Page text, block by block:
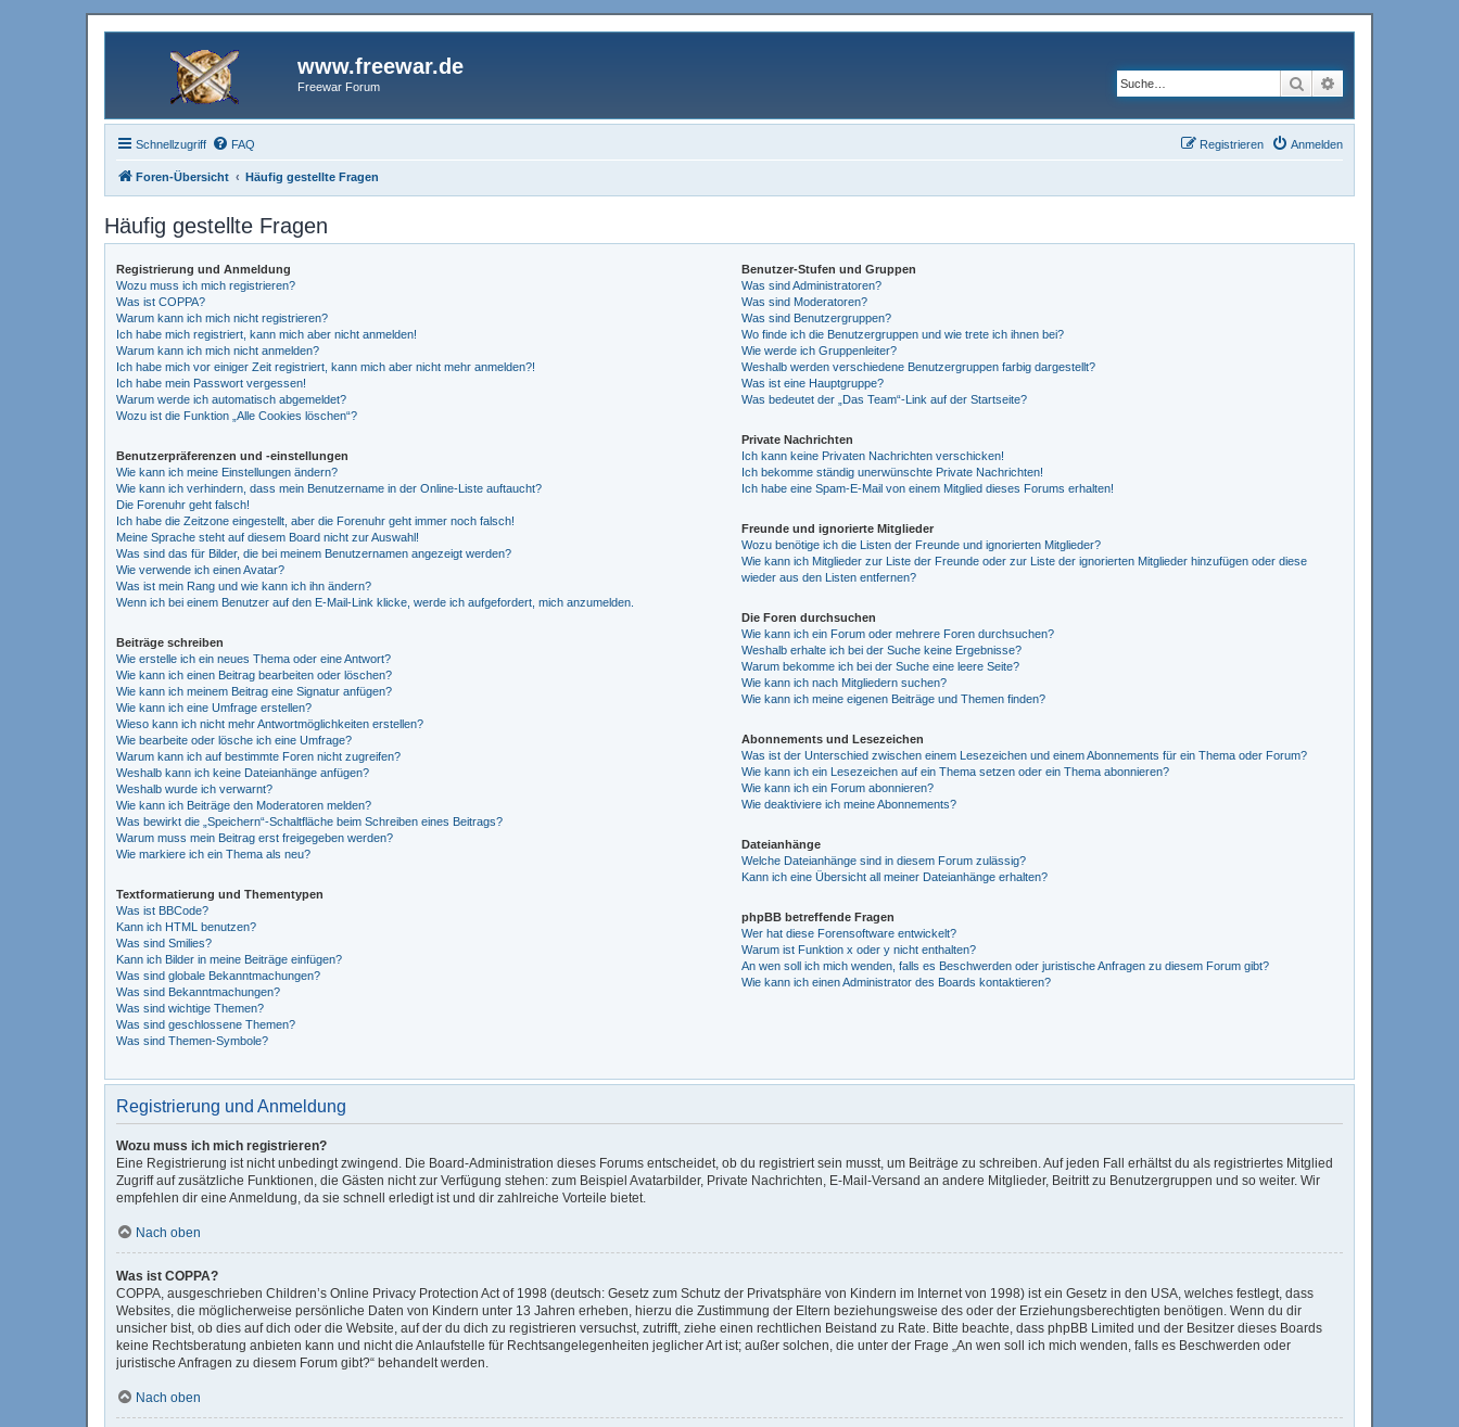
www.freewar.de
Freewar Forum Suche
Schnellzugriff FAQ Anmelden
Registrieren
Foren-Übersicht Häufig gestellte Fragen
Häufig gestellte Fragen
Registrierung und Anmeldung
Wozu muss ich mich registrieren?
Was ist COPPA?
Warum kann ich mich nicht registrieren?
Ich habe mich registriert, kann mich aber nicht anmelden!
Warum kann ich mich nicht anmelden?
Ich habe mich vor einiger Zeit registriert, kann mich aber nicht mehr anmelden?!
Ich habe mein Passwort vergessen!
Warum werde ich automatisch abgemeldet?
Wozu ist die Funktion „Alle Cookies löschen“?
Benutzerpräferenzen und -einstellungen
Wie kann ich meine Einstellungen ändern?
Wie kann ich verhindern, dass mein Benutzername in der Online-Liste auftaucht?
Die Forenuhr geht falsch!
Ich habe die Zeitzone eingestellt, aber die Forenuhr geht immer noch falsch!
Meine Sprache steht auf diesem Board nicht zur Auswahl!
Was sind das für Bilder, die bei meinem Benutzernamen angezeigt werden?
Wie verwende ich einen Avatar?
Was ist mein Rang und wie kann ich ihn ändern?
Wenn ich bei einem Benutzer auf den E-Mail-Link klicke, werde ich aufgefordert, mich anzumelden.
Beiträge schreiben
Wie erstelle ich ein neues Thema oder eine Antwort?
Wie kann ich einen Beitrag bearbeiten oder löschen?
Wie kann ich meinem Beitrag eine Signatur anfügen?
Wie kann ich eine Umfrage erstellen?
Wieso kann ich nicht mehr Antwortmöglichkeiten erstellen?
Wie bearbeite oder lösche ich eine Umfrage?
Warum kann ich auf bestimmte Foren nicht zugreifen?
Weshalb kann ich keine Dateianhänge anfügen?
Weshalb wurde ich verwarnt?
Wie kann ich Beiträge den Moderatoren melden?
Was bewirkt die „Speichern“-Schaltfläche beim Schreiben eines Beitrags?
Warum muss mein Beitrag erst freigegeben werden?
Wie markiere ich ein Thema als neu?
Textformatierung und Thementypen
Was ist BBCode?
Kann ich HTML benutzen?
Was sind Smilies?
Kann ich Bilder in meine Beiträge einfügen?
Was sind globale Bekanntmachungen?
Was sind Bekanntmachungen?
Was sind wichtige Themen?
Was sind geschlossene Themen?
Was sind Themen-Symbole?
Benutzer-Stufen und Gruppen
Was sind Administratoren?
Was sind Moderatoren?
Was sind Benutzergruppen?
Wo finde ich die Benutzergruppen und wie trete ich ihnen bei?
Wie werde ich Gruppenleiter?
Weshalb werden verschiedene Benutzergruppen farbig dargestellt?
Was ist eine Hauptgruppe?
Was bedeutet der „Das Team“-Link auf der Startseite?
Private Nachrichten
Ich kann keine Privaten Nachrichten verschicken!
Ich bekomme ständig unerwünschte Private Nachrichten!
Ich habe eine Spam-E-Mail von einem Mitglied dieses Forums erhalten!
Freunde und ignorierte Mitglieder
Wozu benötige ich die Listen der Freunde und ignorierten Mitglieder?
Wie kann ich Mitglieder zur Liste der Freunde oder zur Liste der ignorierten Mitglieder hinzufügen oder diese
wieder aus den Listen entfernen?
Die Foren durchsuchen
Wie kann ich ein Forum oder mehrere Foren durchsuchen?
Weshalb erhalte ich bei der Suche keine Ergebnisse?
Warum bekomme ich bei der Suche eine leere Seite?
Wie kann ich nach Mitgliedern suchen?
Wie kann ich meine eigenen Beiträge und Themen finden?
Abonnements und Lesezeichen
Was ist der Unterschied zwischen einem Lesezeichen und einem Abonnements für ein Thema oder Forum?
Wie kann ich ein Lesezeichen auf ein Thema setzen oder ein Thema abonnieren?
Wie kann ich ein Forum abonnieren?
Wie deaktiviere ich meine Abonnements?
Dateianhänge
Welche Dateianhänge sind in diesem Forum zulässig?
Kann ich eine Übersicht all meiner Dateianhänge erhalten?
phpBB betreffende Fragen
Wer hat diese Forensoftware entwickelt?
Warum ist Funktion x oder y nicht enthalten?
An wen soll ich mich wenden, falls es Beschwerden oder juristische Anfragen zu diesem Forum gibt?
Wie kann ich einen Administrator des Boards kontaktieren?
Registrierung und Anmeldung
Wozu muss ich mich registrieren?
Eine Registrierung ist nicht unbedingt zwingend. Die Board-Administration dieses Forums entscheidet, ob du registriert sein musst, um Beiträge zu schreiben. Auf jeden Fall erhältst du als registriertes Mitglied
Zugriff auf zusätzliche Funktionen, die Gästen nicht zur Verfügung stehen: zum Beispiel Avatarbilder, Private Nachrichten, E-Mail-Versand an andere Mitglieder, Beitritt zu Benutzergruppen und so weiter. Wir
empfehlen dir eine Anmeldung, da sie schnell erledigt ist und dir zahlreiche Vorteile bietet.
Nach oben
Was ist COPPA?
COPPA, ausgeschrieben Children’s Online Privacy Protection Act of 1998 (deutsch: Gesetz zum Schutz der Privatsphäre von Kindern im Internet von 1998) ist ein Gesetz in den USA, welches festlegt, dass
Websites, die möglicherweise persönliche Daten von Kindern unter 13 Jahren erheben, hierzu die Zustimmung der Eltern beziehungsweise des oder der Erziehungsberechtigten benötigen. Wenn du dir
unsicher bist, ob dies auf dich oder die Website, auf der du dich zu registrieren versuchst, zutrifft, ziehe einen rechtlichen Beistand zu Rate. Bitte beachte, dass phpBB Limited und der Besitzer dieses Boards
keine Rechtsberatung anbieten kann und nicht die Anlaufstelle für Rechtsangelegenheiten jeglicher Art ist; außer solchen, die unter der Frage „An wen soll ich mich wenden, falls es Beschwerden oder
juristische Anfragen zu diesem Forum gibt?“ behandelt werden.
Nach oben